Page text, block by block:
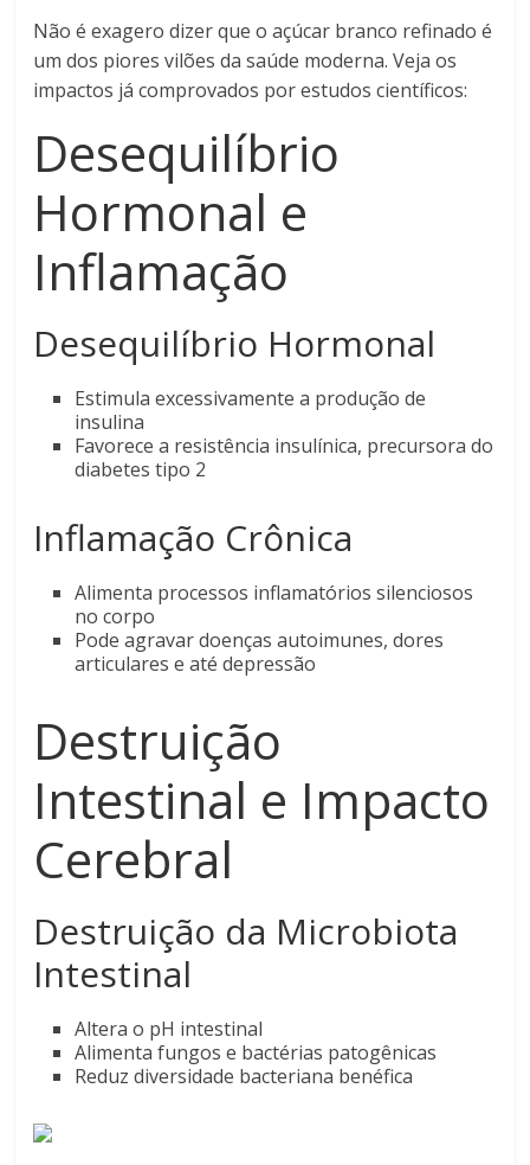
Não é exagero dizer que o açúcar branco refinado é
um dos piores vilões da saúde moderna. Veja os
impactos já comprovados por estudos científicos:
Desequilíbrio
Hormonal e
Inflamação
Desequilíbrio Hormonal
Estimula excessivamente a produção de
insulina
Favorece a resistência insulínica, precursora do
diabetes tipo 2
Inflamação Crônica
Alimenta processos inflamatórios silenciosos
no corpo
Pode agravar doenças autoimunes, dores
articulares e até depressão
Destruição
Intestinal e Impacto
Cerebral
Destruição da Microbiota
Intestinal
Altera o pH intestinal
Alimenta fungos e bactérias patogênicas
Reduz diversidade bacteriana benéfica